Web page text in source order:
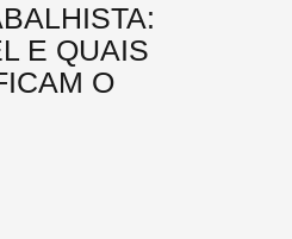
E QUAIS
O